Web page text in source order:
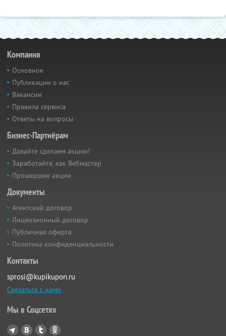
Компания
Основное
Публикации о нас
Вакансии
Правила сервиса
Ответы на вопросы
Бизнес-Партнёрам
Давайте сделаем акцию!
Заработайте, как Вебмастер
Прошедшие акции
Документы
Агентский договор
Лицензионный договор
Публичная оферта
Политика конфиденциальности
Контакты
sprosi@kupikupon.ru
Связаться с нами
Мы в Соцсетях